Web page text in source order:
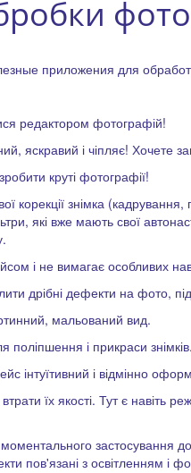
редактором фотографій!
яскравий і чіпляє!
круті фотографії!
корекції знімка
які вже мають свої
і не вимагає особливих
дрібні дефекти на фото,
мальований вид.
поліпшення і прикраси знімків.
і відмінно
їх якості. Тут є навіть
застосування
пов'язані з освітленням і